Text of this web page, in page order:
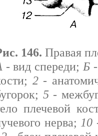
146. Правая
- вид спереди; Б-
2-
5-
плечевой
нерва; 10